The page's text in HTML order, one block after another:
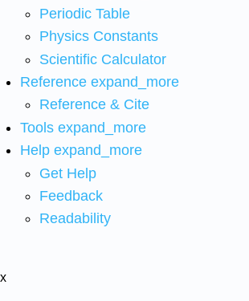
Periodic Table
Physics Constants
Scientific Calculator
Reference expand_more
Reference & Cite
Tools expand_more
Help expand_more
Get Help
Feedback
Readability
x